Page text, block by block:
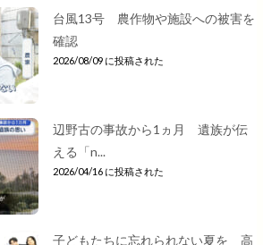
台風13号 農作物や施設への被害を
確認
2026/08/09 に投稿された
辺野古の事故から1ヵ月 遺族が伝
える「n...
2026/04/16 に投稿された
子どもたちに忘れられない夏を 高